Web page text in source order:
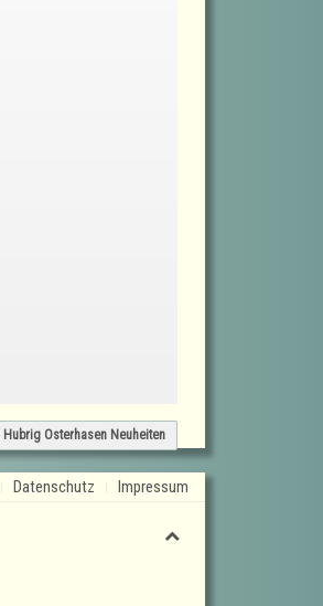
Hubrig Osterhasen Neuheiten
Datenschutz Impressum